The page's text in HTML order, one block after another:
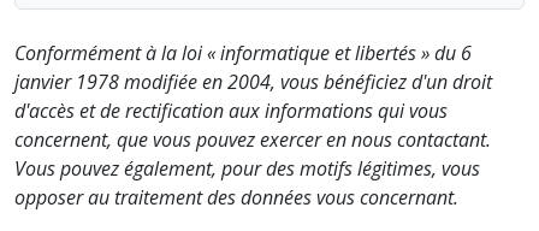
Conformément à la loi « informatique et libertés » du 6
janvier 1978 modifiée en 2004, vous bénéficiez d'un droit
d'accès et de rectification aux informations qui vous
concernent, que vous pouvez exercer en nous contactant.
Vous pouvez également, pour des motifs légitimes, vous
opposer au traitement des données vous concernant.